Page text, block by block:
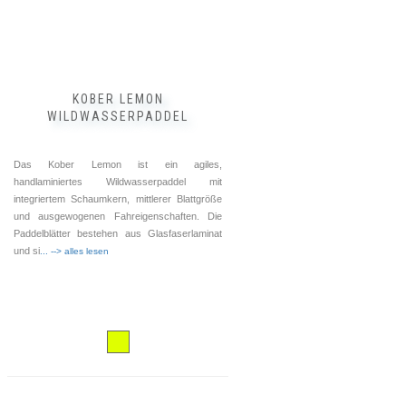
KOBER LEMON
WILDWASSERPADDEL
Das Kober Lemon ist ein agiles,
handlaminiertes Wildwasserpaddel mit
integriertem Schaumkern, mittlerer Blattgröße
und ausgewogenen Fahreigenschaften. Die
Paddelblätter bestehen aus Glasfaserlaminat
und si ... --> alles lesen